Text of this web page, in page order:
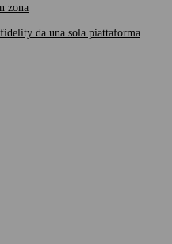
zona
da una sola piattaforma